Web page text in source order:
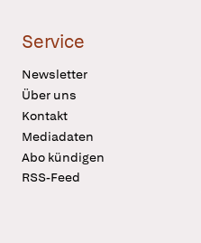
Service
Newsletter
Über uns
Kontakt
Mediadaten
Abo kündigen
RSS-Feed